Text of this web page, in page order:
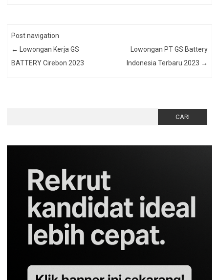
Post navigation
←
Lowongan Kerja GS
BATTERY Cirebon 2023
Lowongan PT GS Battery
Indonesia Terbaru 2023 →